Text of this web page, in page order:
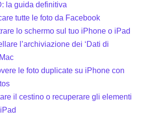
la guida definitiva
tutte le foto da Facebook
lo schermo sul tuo iPhone o iPad
l’archiviazione dei ‘Dati di
le foto duplicate su iPhone con
il cestino o recuperare gli elementi